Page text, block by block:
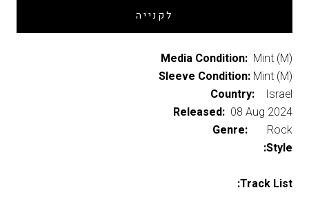
לקנייה
Media Condition: Mint (M)
Sleeve Condition: Mint (M)
Country: Israel
Released: 08 Aug 2024
Genre: Rock
Style:
Track List: